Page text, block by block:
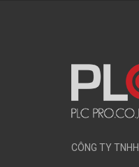
CÔNG TY